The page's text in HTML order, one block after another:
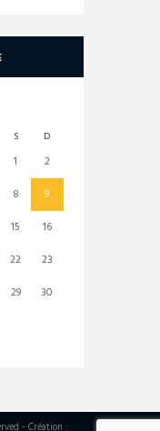
S D
1
2
8
9
15
16
22
23
29
30